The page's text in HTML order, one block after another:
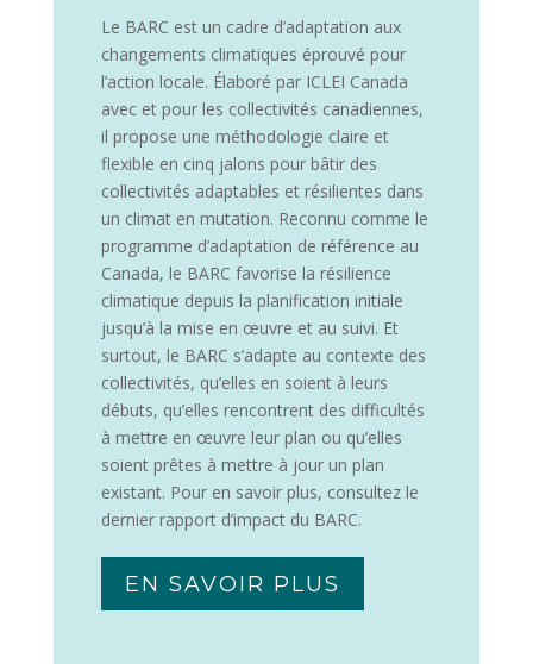
Le BARC est un cadre d’adaptation aux
changements climatiques éprouvé pour
l’action locale. Élaboré par ICLEI Canada
avec et pour les collectivités canadiennes,
il propose une méthodologie claire et
flexible en cinq jalons pour bâtir des
collectivités adaptables et résilientes dans
un climat en mutation. Reconnu comme le
programme d’adaptation de référence au
Canada, le BARC favorise la résilience
climatique depuis la planification initiale
jusqu’à la mise en œuvre et au suivi. Et
surtout, le BARC s’adapte au contexte des
collectivités, qu’elles en soient à leurs
débuts, qu’elles rencontrent des difficultés
à mettre en œuvre leur plan ou qu’elles
soient prêtes à mettre à jour un plan
existant. Pour en savoir plus, consultez le
dernier rapport d’impact du BARC.
EN SAVOIR PLUS